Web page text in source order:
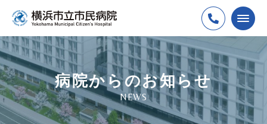
病院からのお知らせ
NEWS